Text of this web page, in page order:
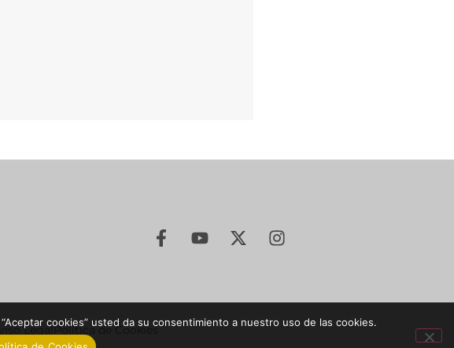
LegalPolítica de Cookies
cookies” usted da su consentimiento a nuestro uso de las cookies.